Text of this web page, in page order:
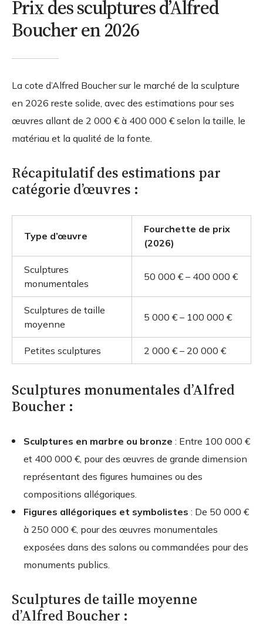
Prix des sculptures d’Alfred
Boucher en 2026
La cote d’Alfred Boucher sur le marché de la sculpture
en 2026 reste solide, avec des estimations pour ses
œuvres allant de 2 000 € à 400 000 € selon la taille, le
matériau et la qualité de la fonte.
Récapitulatif des estimations par
catégorie d’œuvres :
Type d’œuvre
Fourchette de prix
(2026)
Sculptures
monumentales
50 000 € – 400 000 €
Sculptures de taille
moyenne
5 000 € – 100 000 €
Petites sculptures 2 000 € – 20 000 €
Sculptures monumentales d’Alfred
Boucher :
Sculptures en marbre ou bronze : Entre 100 000 €
et 400 000 €, pour des œuvres de grande dimension
représentant des figures humaines ou des
compositions allégoriques.
Figures allégoriques et symbolistes : De 50 000 €
à 250 000 €, pour des œuvres monumentales
exposées dans des salons ou commandées pour des
monuments publics.
Sculptures de taille moyenne
d’Alfred Boucher :